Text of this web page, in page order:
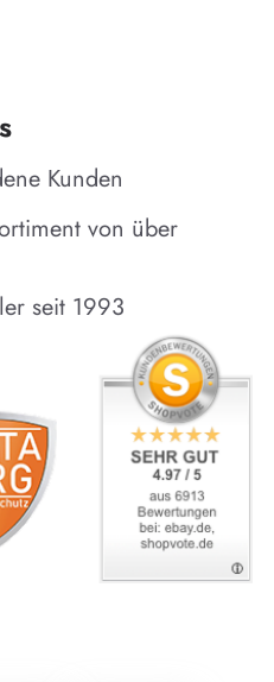
Kunden
von über
seit 1993